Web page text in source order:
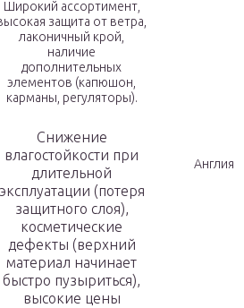
Широкий ассортимент,
защита от ветра,
лаконичный крой,
наличие
дополнительных
элементов (капюшон,
карманы, регуляторы).
Снижение
влагостойкости при
длительной
эксплуатации (потеря
защитного слоя),
косметические
дефекты (верхний
материал начинает
быстро пузыриться),
высокие цены
Англия